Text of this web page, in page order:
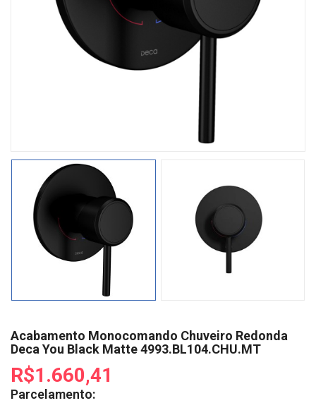
Acabamento Monocomando Chuveiro Redonda
Deca You Black Matte 4993.BL104.CHU.MT
R$1.660,41
Parcelamento: